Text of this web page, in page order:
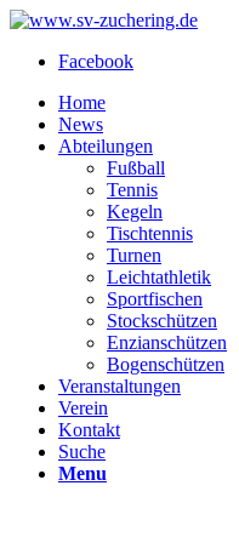
Facebook
Home
News
Abteilungen
Fußball
Tennis
Kegeln
Tischtennis
Turnen
Leichtathletik
Sportfischen
Stockschützen
Enzianschützen
Bogenschützen
Veranstaltungen
Verein
Kontakt
Suche
Menu